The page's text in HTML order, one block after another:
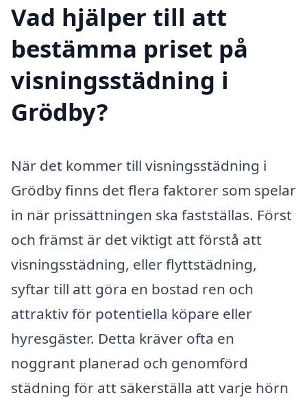
Vad hjälper till att
bestämma priset på
visningsstädning i
Grödby?
När det kommer till visningsstädning i
Grödby finns det flera faktorer som spelar
in när prissättningen ska fastställas. Först
och främst är det viktigt att förstå att
visningsstädning, eller flyttstädning,
syftar till att göra en bostad ren och
attraktiv för potentiella köpare eller
hyresgäster. Detta kräver ofta en
noggrant planerad och genomförd
städning för att säkerställa att varje hörn